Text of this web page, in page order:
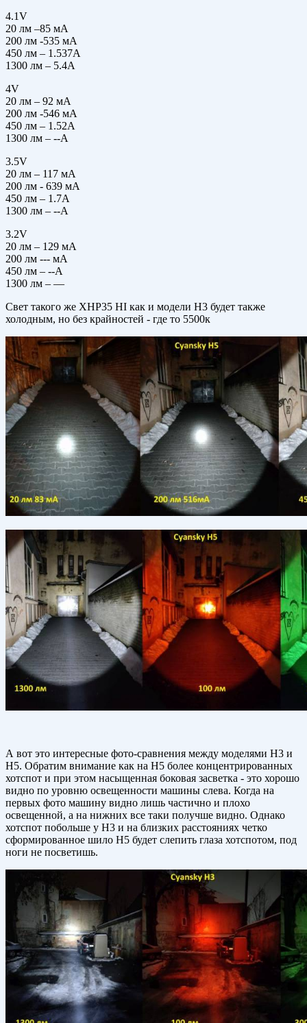
4.1V
20 лм –85 мА
200 лм -535 мА
450 лм – 1.537А
1300 лм – 5.4А
4V
20 лм – 92 мА
200 лм -546 мА
450 лм – 1.52А
1300 лм – --А
3.5V
20 лм – 117 мА
200 лм - 639 мА
450 лм – 1.7А
1300 лм – --А
3.2V
20 лм – 129 мА
200 лм --- мА
450 лм – --А
1300 лм – —
Свет такого же XHP35 HI как и модели Н3 будет также
холодным, но без крайностей - где то 5500к
А вот это интересные фото-сравнения между моделями Н3 и
Н5. Обратим внимание как на Н5 более концентрированных
хотспот и при этом насыщенная боковая засветка - это хорошо
видно по уровню освещенности машины слева. Когда на
первых фото машину видно лишь частично и плохо
освещенной, а на нижних все таки получше видно. Однако
хотспот побольше у Н3 и на близких расстояниях четко
сформированное шило Н5 будет слепить глаза хотспотом, под
ноги не посветишь.